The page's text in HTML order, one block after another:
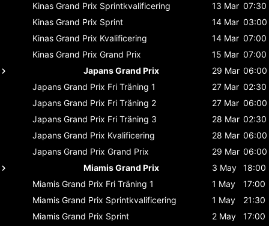
Kinas Grand Prix Sprintkvalificering 13 Mar 07:30
Kinas Grand Prix Sprint 14 Mar 03:00
Kinas Grand Prix Kvalificering 14 Mar 07:00
Kinas Grand Prix Grand Prix 15 Mar 07:00
Japans Grand Prix
29 Mar 06:00
Japans Grand Prix Fri Träning 1 27 Mar 02:30
Japans Grand Prix Fri Träning 2 27 Mar 06:00
Japans Grand Prix Fri Träning 3 28 Mar 02:30
Japans Grand Prix Kvalificering 28 Mar 06:00
Japans Grand Prix Grand Prix 29 Mar 06:00
Miamis Grand Prix
3 May
18:00
Miamis Grand Prix Fri Träning 1 1 May
17:00
Miamis Grand Prix Sprintkvalificering 1 May
21:30
Miamis Grand Prix Sprint 2 May
17:00